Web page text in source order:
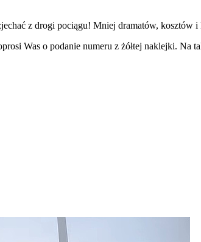
z drogi pociągu! Mniej dramatów,
Was o podanie numeru z żółtej naklejki. Na